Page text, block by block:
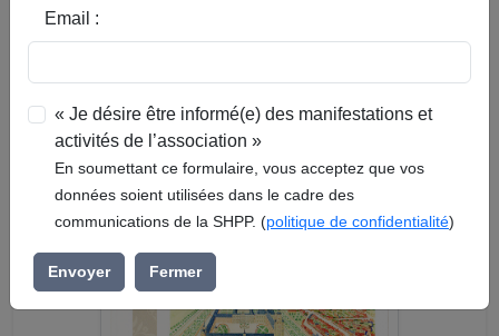
Email :
« Je désire être informé(e) des manifestations et
activités de l’association »
En soumettant ce formulaire, vous acceptez que vos
données soient utilisées dans le cadre des
communications de la SHPP. (politique de confidentialité)
Envoyer Fermer